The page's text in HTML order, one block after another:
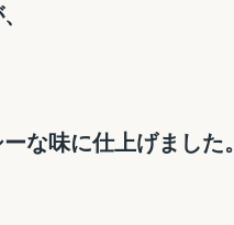
な味に仕上げました。